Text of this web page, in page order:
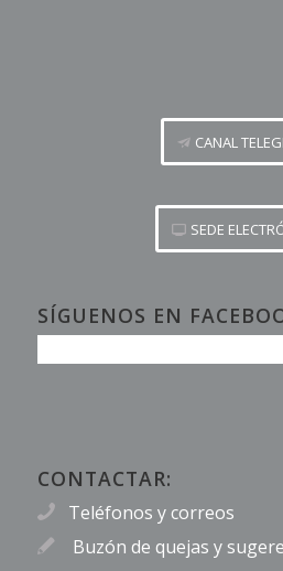
CANAL
SEDE
SÍGUENOS EN
CONTACTAR:
Teléfonos y correos
Buzón de quejas y